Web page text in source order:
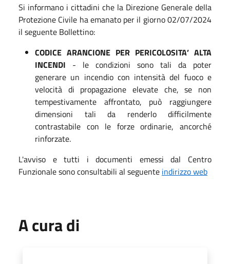
Si informano i cittadini che la Direzione Generale della
Protezione Civile ha emanato per il giorno 02/07/2024
il seguente Bollettino:
CODICE ARANCIONE PER PERICOLOSITA’ ALTA
INCENDI - le condizioni sono tali da poter
generare un incendio con intensità del fuoco e
velocità di propagazione elevate che, se non
tempestivamente affrontato, può raggiungere
dimensioni tali da renderlo difficilmente
contrastabile con le forze ordinarie, ancorché
rinforzate.
L'avviso e tutti i documenti emessi dal Centro
Funzionale sono consultabili al seguente indirizzo web
A cura di